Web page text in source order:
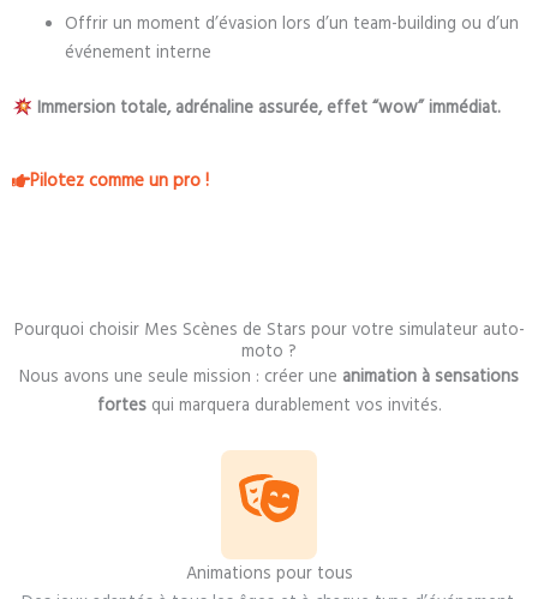
Offrir un moment d’évasion lors d’un team-building ou d’un
événement interne
Immersion totale, adrénaline assurée, effet “wow” immédiat.
Pilotez comme un pro !
Pourquoi choisir Mes Scènes de Stars pour votre simulateur auto-
moto ?
Nous avons une seule mission : créer une animation à sensations
fortesqui marquera durablement vos invités.
Animations pour tous